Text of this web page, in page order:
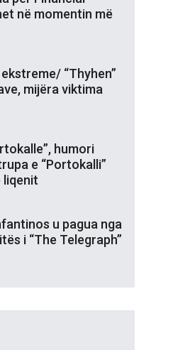
në momentin më
“Thyhen”
mijëra viktima
humori
e “Portokalli”
liqenit
u pagua nga
i “The Telegraph”